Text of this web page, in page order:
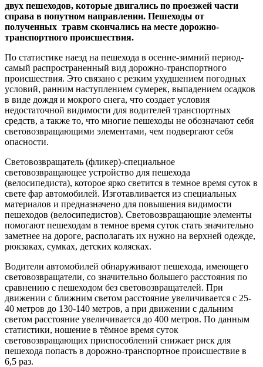
двух пешеходов, которые двигались по проезжей части
справа в попутном направлении. Пешеходы от
полученных травм скончались на месте дорожно-
транспортного происшествия.
По статистике наезд на пешехода в осенне-зимний период-
самый распространенный вид дорожно-транспортного
происшествия. Это связано с резким ухудшением погодных
условий, ранним наступлением сумерек, выпадением осадков
в виде дождя и мокрого снега, что создает условия
недостаточной видимости для водителей транспортных
средств, а также то, что многие пешеходы не обозначают себя
световозвращающими элементами, чем подвергают себя
опасности.
Световозвращатель (фликер)-специальное
световозвращающее устройство для пешехода
(велосипедиста), которое ярко светится в темное время суток в
свете фар автомобилей. Изготавливается из специальных
материалов и предназначено для повышения видимости
пешеходов (велосипедистов). Световозвращающие элементы
помогают пешеходам в темное время суток стать значительно
заметнее на дороге, располагать их нужно на верхней одежде,
рюкзаках, сумках, детских колясках.
Водители автомобилей обнаруживают пешехода, имеющего
световозвращатели, со значительно большего расстояния по
сравнению с пешеходом без световозвращателей. При
движении с ближним светом расстояние увеличивается с 25-
40 метров до 130-140 метров, а при движении с дальним
светом расстояние увеличивается до 400 метров. По данным
статистики, ношение в тёмное время суток
световозвращающих приспособлений снижает риск для
пешехода попасть в дорожно-транспортное происшествие в
6,5 раз.